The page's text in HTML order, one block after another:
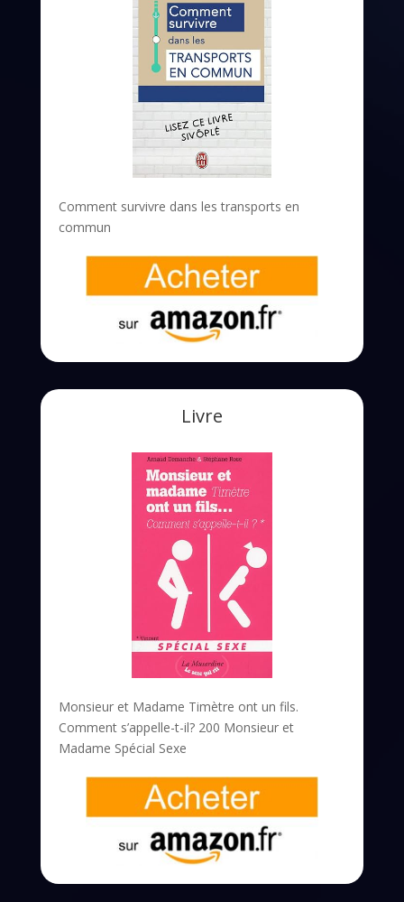
Comment survivre dans les transports en
commun
Livre
Monsieur et Madame Timètre ont un fils.
Comment s’appelle-t-il? 200 Monsieur et
Madame Spécial Sexe